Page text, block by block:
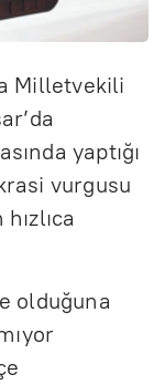
Milletvekili
yaptığı
vurgusu
olduğuna